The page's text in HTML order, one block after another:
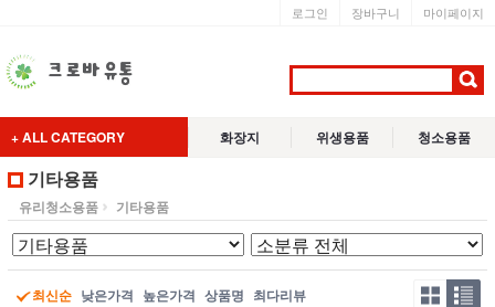
로그인 장바구니 마이페이지
+ ALL CATEGORY 화장지 위생용품 청소용품
기타용품
유리청소용품 기타용품
최신순 낮은가격 높은가격 상품명 최다리뷰